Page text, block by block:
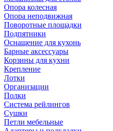
Опора колесная
Опора неподвижная
Поворотные площадки
Подпятники
Оснащение для кухонь
Барные аксессуары
Корзины для кухни
Крепление
Лотки
Организации
Полки
Система рейлингов
Сушки
Петли мебельные